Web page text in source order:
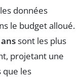
données
le budget alloué.
sont les plus
projetant une
que les